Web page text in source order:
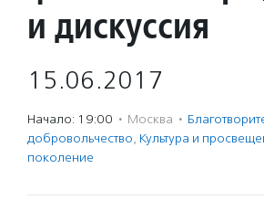
и дискуссия
15.06.2017
Начало: 19:00 · Москва ·
доброволь­чест­во, Культура и
поколение